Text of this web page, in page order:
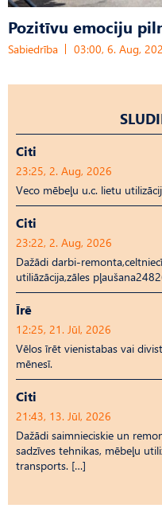
Pozitīvu emociju
Sabiedrība 03:00, 6. Aug,
Citi
23:25, 2. Aug, 2026
Veco mēbeļu u.c. lietu
Citi
23:22, 2. Aug, 2026
Dažādi darbi-
utiliāzācija,zāles
Īrē
12:25, 21. Jūl, 2026
Vēlos īrēt vienistabas vai
mēnesī.
Citi
21:43, 13. Jūl, 2026
Dažādi saimnieciskie un
sadzīves tehnikas, mēbeļu
transports. […]